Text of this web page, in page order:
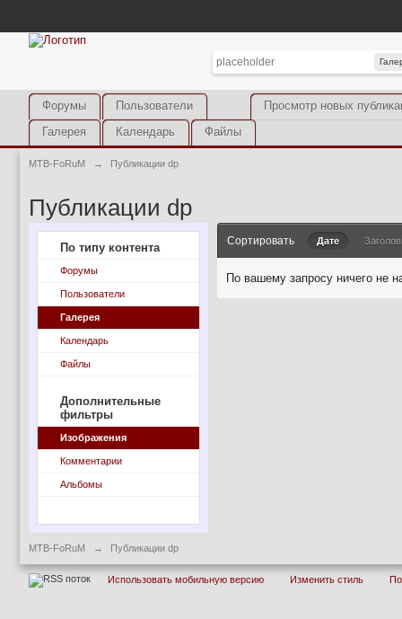
Просмотр новых
Форумы
Пользователи
Галерея
Календарь Файлы
MTB-FoRuM → Публикации dp
Публикации dp
По типу контента
Форумы
Пользователи
Галерея
Календарь
Файлы
Дополнительные
фильтры
Изображения
Комментарии
Альбомы
Сортировать Дате
По вашему запросу ничего не
MTB-FoRuM → Публикации dp
Использовать мобильную версию Изменить стиль